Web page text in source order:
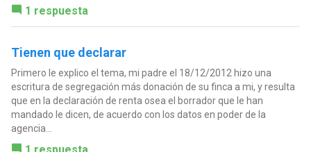
1 respuesta
Tienen que declarar
Primero le explico el tema, mi padre el 18/12/2012 hizo una
escritura de segregación más donación de su finca a mi, y resulta
que en la declaración de renta osea el borrador que le han
mandado le dicen, de acuerdo con los datos en poder de la
agencia...
1 respuesta